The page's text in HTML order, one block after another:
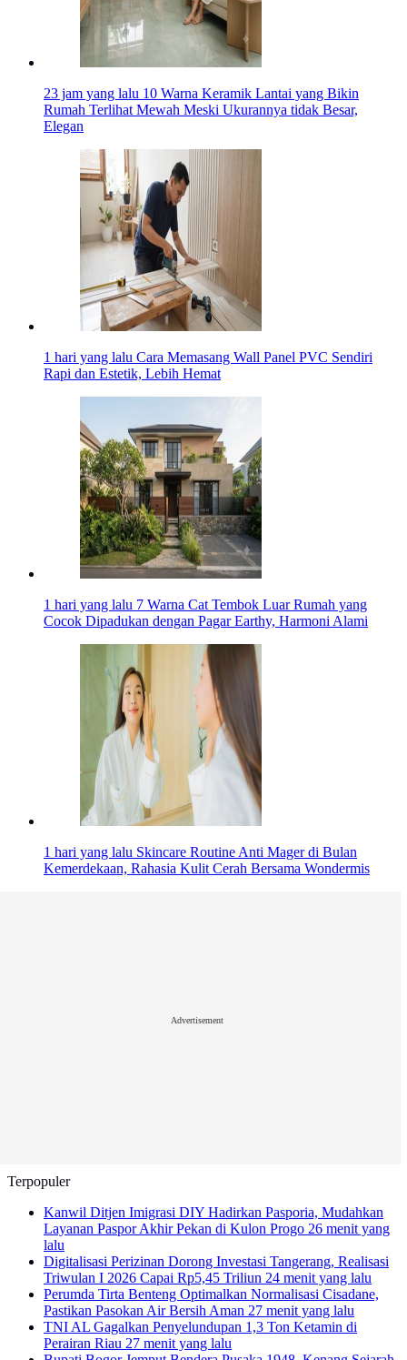
23 jam yang lalu 10 Warna Keramik Lantai yang Bikin
Rumah Terlihat Mewah Meski Ukurannya tidak Besar,
Elegan
1 hari yang lalu Cara Memasang Wall Panel PVC Sendiri
Rapi dan Estetik, Lebih Hemat
1 hari yang lalu 7 Warna Cat Tembok Luar Rumah yang
Cocok Dipadukan dengan Pagar Earthy, Harmoni Alami
1 hari yang lalu Skincare Routine Anti Mager di Bulan
Kemerdekaan, Rahasia Kulit Cerah Bersama Wondermis
Advertisement
Terpopuler
Kanwil Ditjen Imigrasi DIY Hadirkan Pasporia, Mudahkan
Layanan Paspor Akhir Pekan di Kulon Progo 26 menit yang
lalu
Digitalisasi Perizinan Dorong Investasi Tangerang, Realisasi
Triwulan I 2026 Capai Rp5,45 Triliun 24 menit yang lalu
Perumda Tirta Benteng Optimalkan Normalisasi Cisadane,
Pastikan Pasokan Air Bersih Aman 27 menit yang lalu
TNI AL Gagalkan Penyelundupan 1,3 Ton Ketamin di
Perairan Riau 27 menit yang lalu